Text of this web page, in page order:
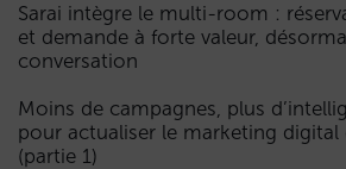
Sarai intègre le multi-room :
et demande à forte valeur,
conversation
Moins de campagnes, plus
pour actualiser le marketing
(partie 1)